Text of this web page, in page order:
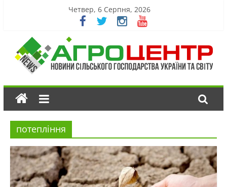
Четвер, 6 Серпня, 2026
потепління